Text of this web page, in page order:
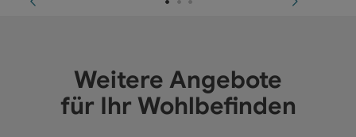
vorheriges Element
Weitere Angebote
für Ihr Wohlbefinden